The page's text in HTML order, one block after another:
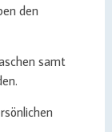
den
samt